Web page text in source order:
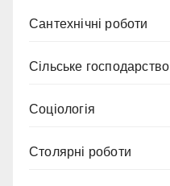
Сантехнічні роботи
Сільське господарство
Соціологія
Столярні роботи